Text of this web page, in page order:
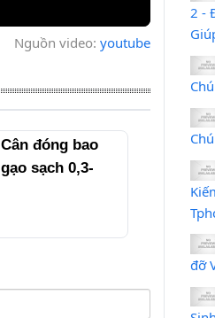
Nguồn video:youtube
Cân đóng bao
gạo sạch 0,3-
hệ 0939597956
2 -
đỡ